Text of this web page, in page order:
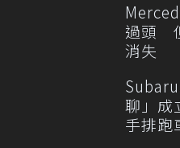
過頭
消失
聊」成
手排跑